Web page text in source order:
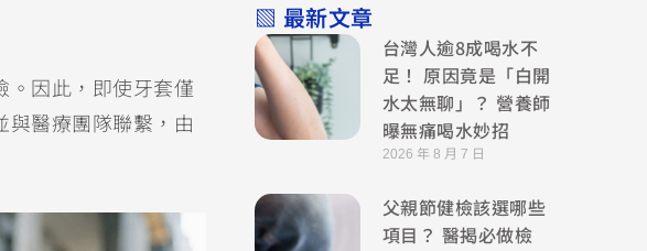
。因此，即使牙套僅
與醫療團隊聯繫，由
▧ 最新文章
台灣人逾8成喝水不
足！ 原因竟是「白開
水太無聊」？ 營養師
曝無痛喝水妙招
2026 年 8 月 7 日
父親節健檢該選哪些
項目？ 醫揭必做檢